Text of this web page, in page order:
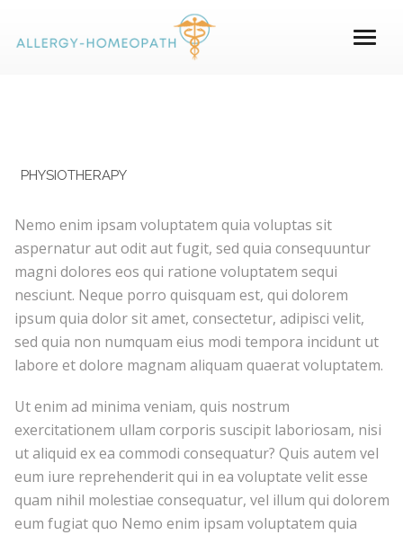
PHYSIOTHERAPY
Nemo enim ipsam voluptatem quia voluptas sit
aspernatur aut odit aut fugit, sed quia consequuntur
magni dolores eos qui ratione voluptatem sequi
nesciunt. Neque porro quisquam est, qui dolorem
ipsum quia dolor sit amet, consectetur, adipisci velit,
sed quia non numquam eius modi tempora incidunt ut
labore et dolore magnam aliquam quaerat voluptatem.
Ut enim ad minima veniam, quis nostrum
exercitationem ullam corporis suscipit laboriosam, nisi
ut aliquid ex ea commodi consequatur? Quis autem vel
eum iure reprehenderit qui in ea voluptate velit esse
quam nihil molestiae consequatur, vel illum qui dolorem
eum fugiat quo Nemo enim ipsam voluptatem quia